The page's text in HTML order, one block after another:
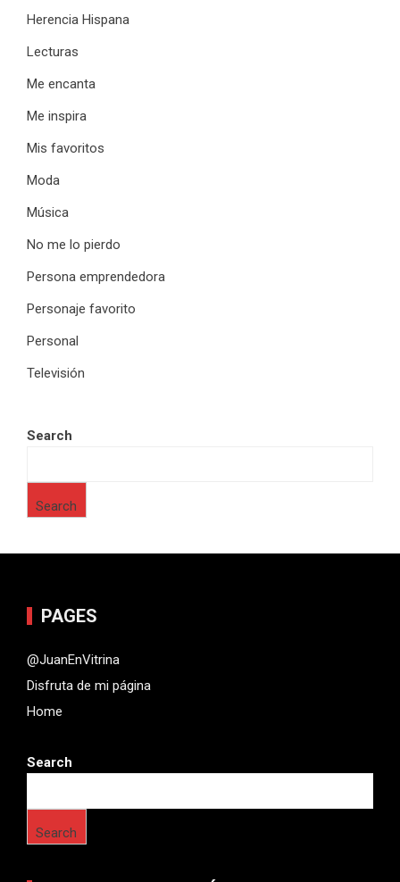
Herencia Hispana
Lecturas
Me encanta
Me inspira
Mis favoritos
Moda
Música
No me lo pierdo
Persona emprendedora
Personaje favorito
Personal
Televisión
Search
Search
PAGES
@JuanEnVitrina
Disfruta de mi página
Home
Search
Search